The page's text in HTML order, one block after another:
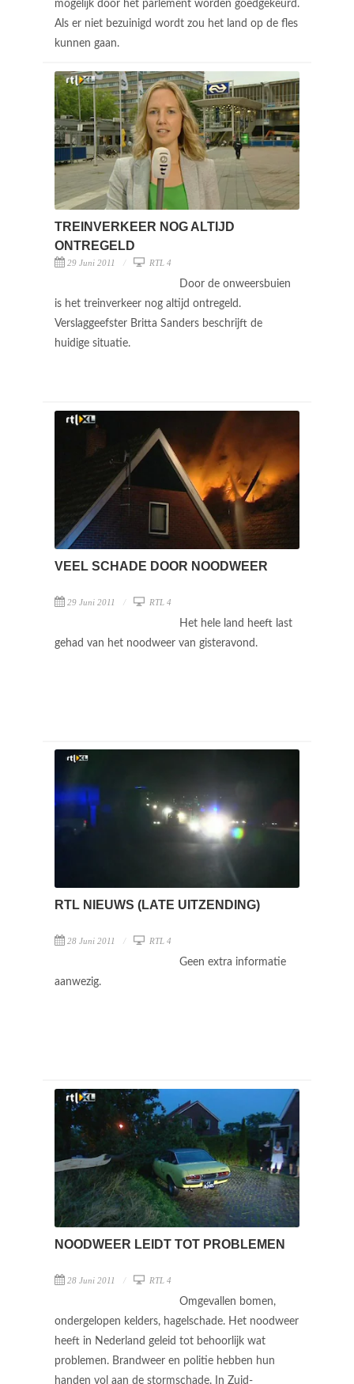
mogelijk door het parlement worden goedgekeurd.
Als er niet bezuinigd wordt zou het land op de fles
kunnen gaan.
TREINVERKEER NOG ALTIJD
ONTREGELD
29 Juni 2011 RTL 4
Door de onweersbuien
is het treinverkeer nog altijd ontregeld.
Verslaggeefster Britta Sanders beschrijft de
huidige situatie.
VEEL SCHADE DOOR NOODWEER
29 Juni 2011 RTL 4
Het hele land heeft last
gehad van het noodweer van gisteravond.
RTL NIEUWS (LATE UITZENDING)
28 Juni 2011 RTL 4
Geen extra informatie
aanwezig.
NOODWEER LEIDT TOT PROBLEMEN
28 Juni 2011 RTL 4
Omgevallen bomen,
ondergelopen kelders, hagelschade. Het noodweer
heeft in Nederland geleid tot behoorlijk wat
problemen. Brandweer en politie hebben hun
handen vol aan de stormschade. In Zuid-